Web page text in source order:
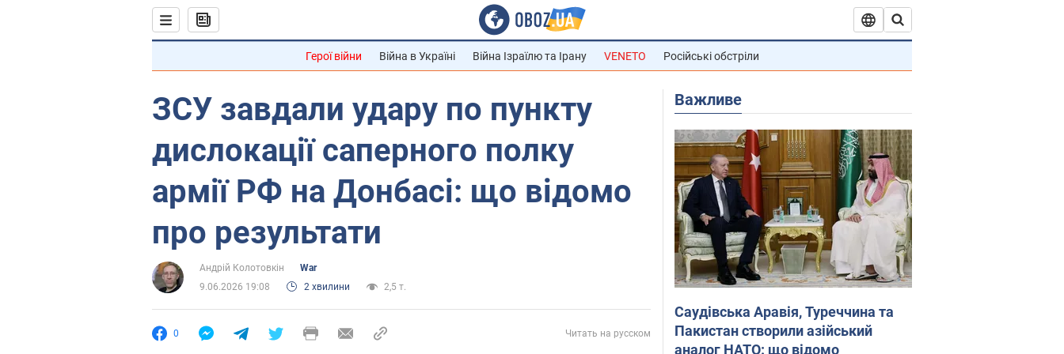
Герої війни Війна в Україні Війна Ізраїлю та Ірану VENETO Російські обстріли
ЗСУ завдали удару по пункту
дислокації саперного полку
армії РФ на Донбасі: що відомо
про результати
Андрій Колотовкін
War
9.06.2026 19:08
2 хвилини 2,5 т.
0 Читать на русском
Важливе
Саудівська Аравія, Туреччина та
Пакистан створили азійський
аналог НАТО: що відомо